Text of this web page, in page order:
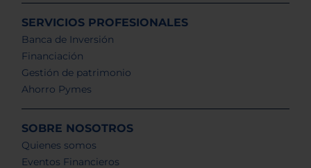
SERVICIOS PROFESIONALES
Banca de Inversión
Financiación
Gestión de patrimonio
Ahorro Pymes
SOBRE NOSOTROS
Quienes somos
Eventos Financieros